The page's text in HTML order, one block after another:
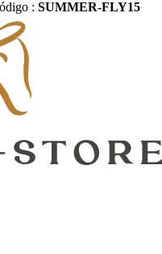
: SUMMER-FLY15